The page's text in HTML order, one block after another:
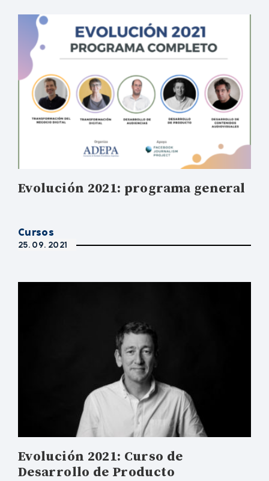
Evolución 2021: programa general
Cursos
25. 09. 2021
Evolución 2021: Curso de
Desarrollo de Producto